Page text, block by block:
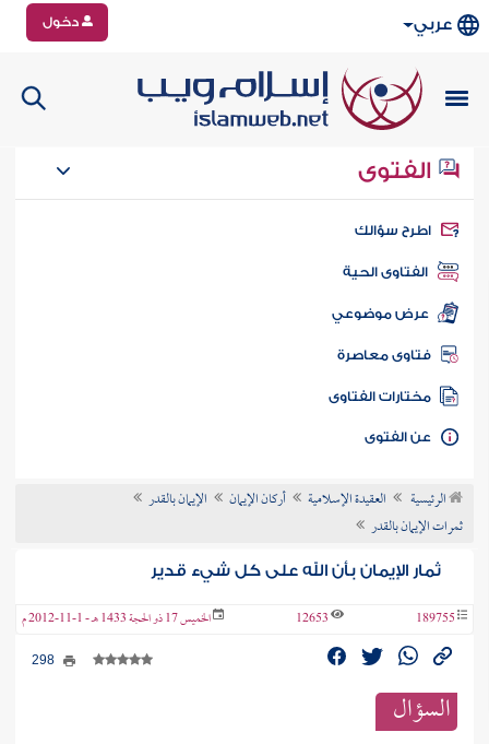
عربي دخول
الفتوى
سؤالك
الفتاوى الحية
عرض موضوعي
فتاوى معاصرة
مختارات الفتاوى
الفتوى
الرئيسية العقيدة الإسلامية أركان الإيمان
الإيمان بالقدر
ثمرات الإيمان بالقدر
ثمار الإيمان بأن الله على كل شيء قدير
189755
12653 الخميس 17 ذو الحجة 1433 هـ - 1-11-2012 م
السؤال